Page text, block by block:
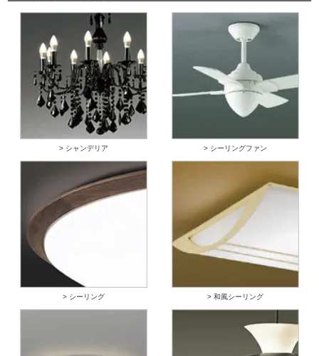
> シャンデリア > シーリングファン
> シーリング > 和風シーリング